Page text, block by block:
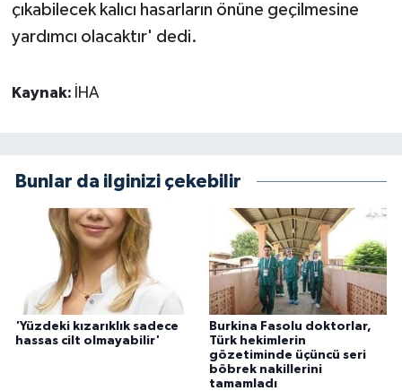
çıkabilecek kalıcı hasarların önüne geçilmesine
yardımcı olacaktır' dedi.
Kaynak: İHA
Bunlar da ilginizi çekebilir
'Yüzdeki kızarıklık sadece
hassas cilt olmayabilir'
Burkina Fasolu doktorlar,
Türk hekimlerin
gözetiminde üçüncü seri
böbrek nakillerini
tamamladı